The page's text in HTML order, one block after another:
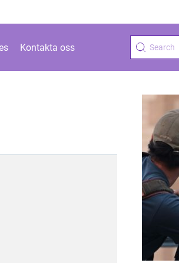
Kontakta oss